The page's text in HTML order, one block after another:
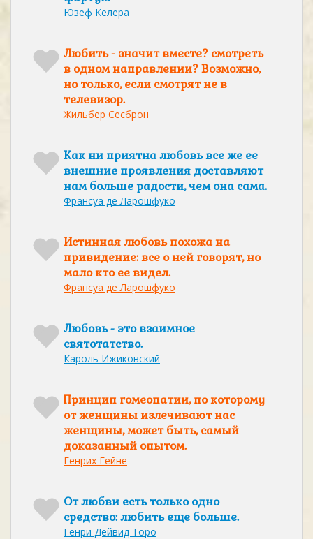
Юзеф Келера
Любить - значит вместе? смотреть
в одном направлении? Возможно,
но только, если смотрят не в
телевизор.
Жильбер Сесброн
Как ни приятна любовь все же ее
внешние проявления доставляют
нам больше радости, чем она сама.
Франсуа де Ларошфуко
Истинная любовь похожа на
привидение: все о ней говорят, но
мало кто ее видел.
Франсуа де Ларошфуко
Любовь - это взаимное
святотатство.
Кароль Ижиковский
Принцип гомеопатии, по которому
от женщины излечивают нас
женщины, может быть, самый
доказанный опытом.
Генрих Гейне
От любви есть только одно
средство: любить еще больше.
Генри Дейвид Торо